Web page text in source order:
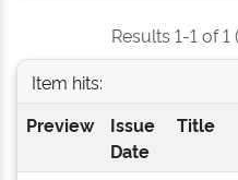
Results 1-1 of
Item hits:
Preview
Issue
Date
Title